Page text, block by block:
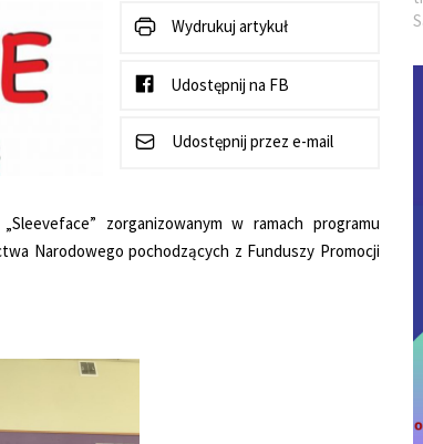
Wydrukuj artykuł
Udostępnij na FB
Udostępnij przez e-mail
zorganizowanym w ramach programu
Narodowego pochodzących z Funduszy Promocji